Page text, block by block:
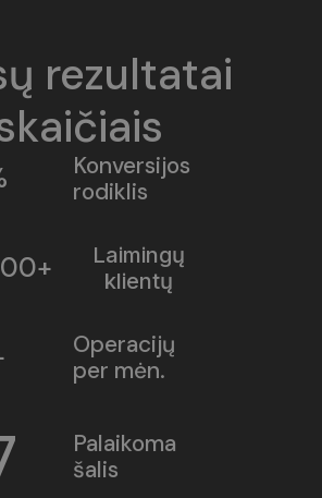
rezultatai
Konversijos
rodiklis
Laimingų
klientų
Operacijų
per mėn.
Palaikoma
šalis